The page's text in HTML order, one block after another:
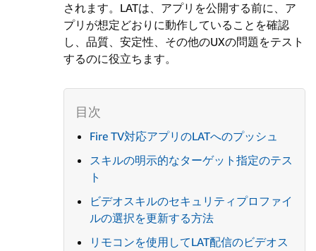
されます。LATは、アプリを公開する前に、ア
プリが想定どおりに動作していることを確認
し、品質、安定性、その他のUXの問題をテスト
するのに役立ちます。
Fire TV対応アプリのLATへのプッシュ
スキルの明示的なターゲット指定のテス
ト
ビデオスキルのセキュリティプロファイ
ルの選択を更新する方法
リモコンを使用してLAT配信のビデオス